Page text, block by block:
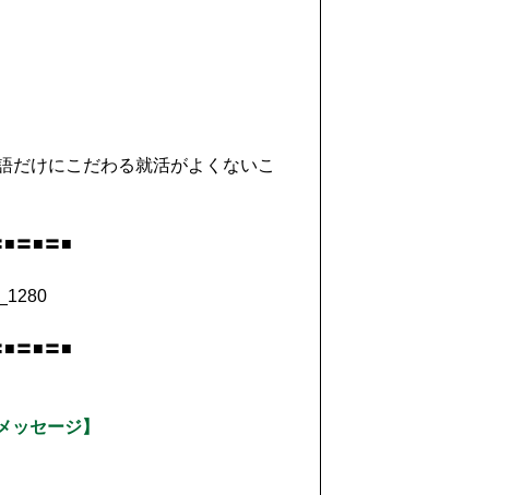
だけにこだわる就活がよくないこ
■〓■〓■
■〓■〓■
ッセージ】